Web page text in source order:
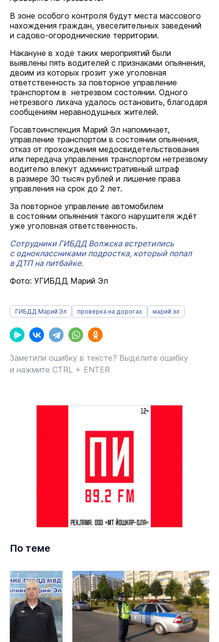
В зоне особого контроля будут места массового
нахождения граждан, увеселительных заведений
и садово-огороднические территории.
Накануне в ходе таких мероприятий были
выявлены пять водителей с признаками опьянения,
двоим из которых грозит уже уголовная
ответственность за повторное управление
транспортом в нетрезвом состоянии. Одного
нетрезвого лихача удалось остановить, благодаря
сообщениям неравнодушных жителей.
Госавтоинспекция Марий Эл напоминает,
управление транспортом в состоянии опьянения,
отказ от прохождения медосвидетельствования
или передача управления транспортом нетрезвому
водителю влекут административный штраф
в размере 30 тысяч рублей и лишение права
управления на срок до 2 лет.
За повторное управление автомобилем
в состоянии опьянения такого нарушителя ждёт
уже уголовная ответственность.
Сотрудники ГИБДД Волжска встретились
с одноклассниками подростка, который попал
в ДТП на питбайке.
Фото: УГИБДД Марий Эл
ГИБДД Марий Эл проверка на дорогах марий эл
Заметили ошибку в тексте? Выделите ошибку
и нажмите CTRL + ENTER
По теме